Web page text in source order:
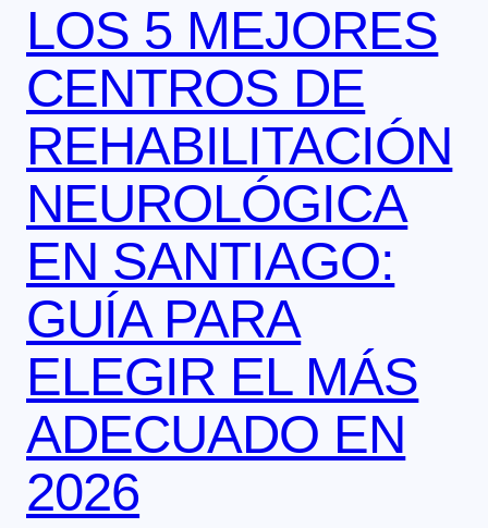
LOS 5 MEJORES
CENTROS DE
REHABILITACIÓN
NEUROLÓGICA
EN SANTIAGO:
GUÍA PARA
ELEGIR EL MÁS
ADECUADO EN
2026